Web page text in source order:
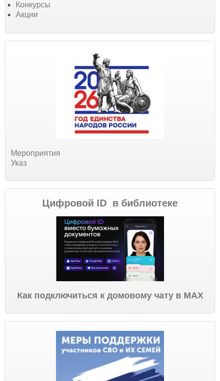
Конкурсы
Акции
Мероприятия
Указ
Цифровой ID в библиотеке
Как подключиться к домовому чату в МАХ